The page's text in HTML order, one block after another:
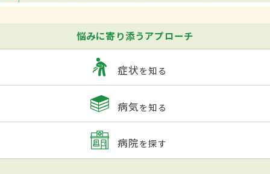
悩みに寄り添うアプローチ
症状を知る
病気を知る
病院を探す